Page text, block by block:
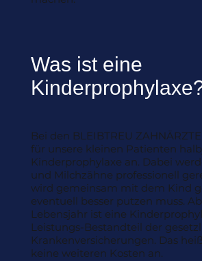
Was ist eine
Bei den BLEIBTREU
für unsere kleinen Patienten
Kinderprophylaxe an. Dabei
und Milchzähne professionell
wird gemeinsam mit dem Kind
eventuell besser putzen muss.
Lebensjahr ist eine
Leistungs-Bestandteil der
Krankenversicherungen. Das
keine weiteren Kosten an.